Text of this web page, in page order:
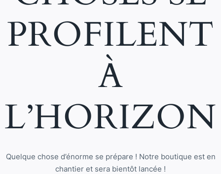
PROFILENT
À
L’HORIZON
Quelque chose d’énorme se prépare ! Notre boutique est en
chantier et sera bientôt lancée !